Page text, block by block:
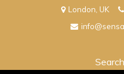
London, UK
Search